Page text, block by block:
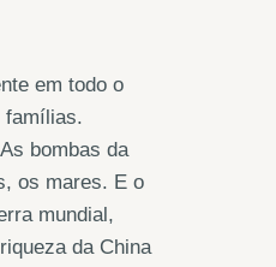
em todo o
famílias.
bombas da
os mares. E o
mundial,
da China